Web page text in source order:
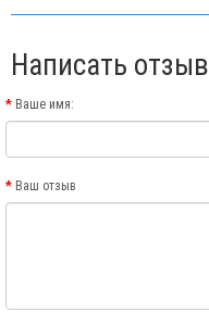
Написать отзыв
Ваше имя:
Ваш отзыв